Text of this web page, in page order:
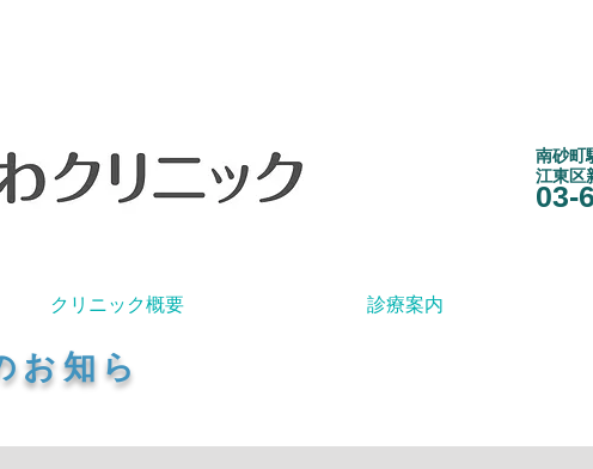
南砂町
江東区
03-
クリニック概要 診療案内
お知ら